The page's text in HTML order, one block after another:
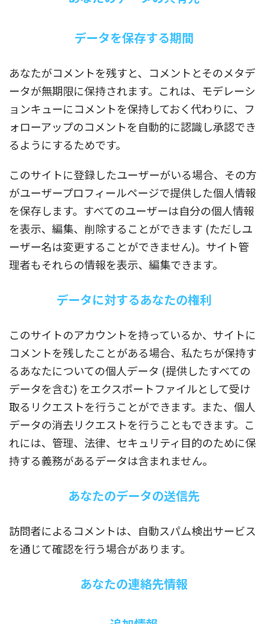
データを保存する期間
あなたがコメントを残すと、コメントとそのメタデ
ータが無期限に保持されます。これは、モデレーシ
ョンキューにコメントを保持しておく代わりに、フ
ォローアップのコメントを自動的に認識し承認でき
るようにするためです。
このサイトに登録したユーザーがいる場合、その方
がユーザープロフィールページで提供した個人情報
を保存します。すべてのユーザーは自分の個人情報
を表示、編集、削除することができます (ただしユ
ーザー名は変更することができません)。サイト管
理者もそれらの情報を表示、編集できます。
データに対するあなたの権利
このサイトのアカウントを持っているか、サイトに
コメントを残したことがある場合、私たちが保持す
るあなたについての個人データ (提供したすべての
データを含む) をエクスポートファイルとして受け
取るリクエストを行うことができます。また、個人
データの消去リクエストを行うこともできます。こ
れには、管理、法律、セキュリティ目的のために保
持する義務があるデータは含まれません。
あなたのデータの送信先
訪問者によるコメントは、自動スパム検出サービス
を通じて確認を行う場合があります。
あなたの連絡先情報